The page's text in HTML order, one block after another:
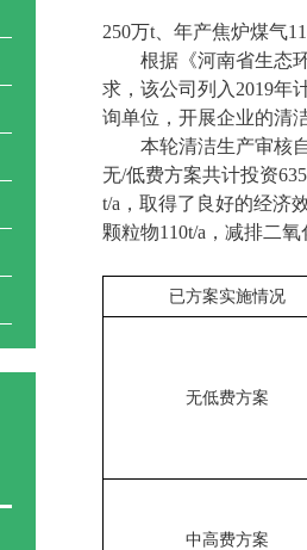
250万t 、年产焦炉煤气11
根据《河南省生态
求，该公司列入 2019年
询单位，开展企业的清
本轮清洁生产审核
无/低费方案共计投资
t/a ，取得了良好的经济
颗粒物110t/a ，减排二
已方案实施情况
无低费方案
中高费方案